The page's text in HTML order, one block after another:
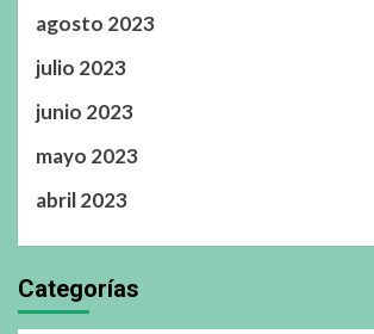
agosto 2023
julio 2023
junio 2023
mayo 2023
abril 2023
Categorías